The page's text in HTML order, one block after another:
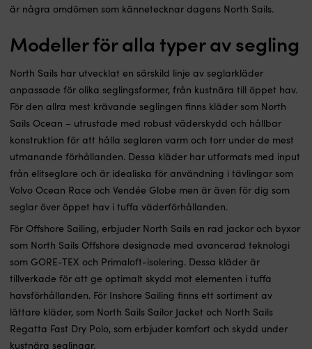
är några omdömen som kännetecknar dagens North Sails.
Modeller för alla typer av segling
North Sails har utvecklat en särskild linje av seglarkläder
anpassade för olika seglingsformer, från kustnära till öppet hav.
För den allra mest krävande seglingen finns kläder som North
Sails Ocean – utrustade med robust väderskydd och hållbar
konstruktion för att hålla seglaren varm och torr under de mest
utmanande förhållanden. Dessa kläder har utformats med input
från elitseglare och är idealiska för användning i tävlingar som
Volvo Ocean Race och Vendée Globe men är även för dig som
seglar över öppet hav i tuffa väderförhållanden.
För Offshore Sailing, erbjuder North Sails en rad jackor och byxor
som North Sails Offshore designade med avancerad teknologi
som GORE-TEX och Primaloft-isolering. Dessa kläder är
tillverkade för att ge optimalt skydd mot elementen i tuffa
havsförhållanden. För Inshore Sailing finns ett sortiment av
lättare kläder, som North Sails Sailor Jacket och North Sails
Regatta Fast Dry Polo, som erbjuder komfort och skydd under
kustnära seglingar.